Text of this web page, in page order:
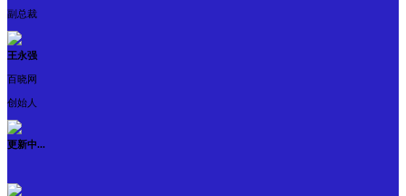
副总裁
王永强
百晓网
创始人
更新中...